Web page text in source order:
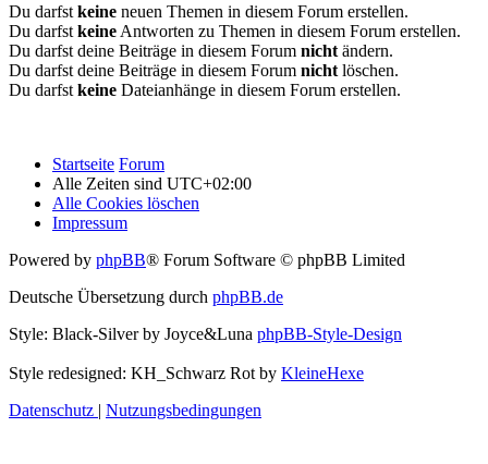
Du darfst keine neuen Themen in diesem Forum erstellen.
Du darfst keine Antworten zu Themen in diesem Forum erstellen.
Du darfst deine Beiträge in diesem Forum nicht ändern.
Du darfst deine Beiträge in diesem Forum nicht löschen.
Du darfst keine Dateianhänge in diesem Forum erstellen.
Startseite Forum
Alle Zeiten sind UTC+02:00
Alle Cookies löschen
Impressum
Powered by phpBB® Forum Software © phpBB Limited
Deutsche Übersetzung durch phpBB.de
Style: Black-Silver by Joyce&Luna phpBB-Style-Design
Style redesigned: KH_Schwarz Rot by KleineHexe
Datenschutz | Nutzungsbedingungen